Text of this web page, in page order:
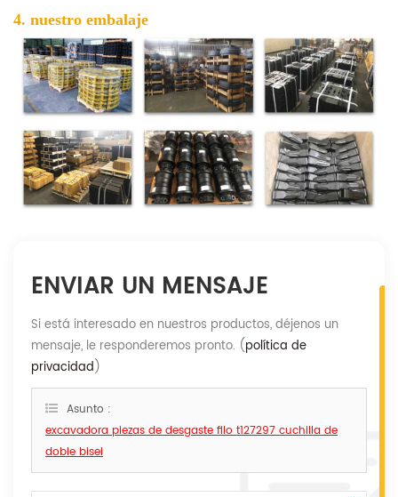
4. nuestro embalaje
ENVIAR UN MENSAJE
Si está interesado en nuestros productos, déjenos un
mensaje, le responderemos pronto. (política de
privacidad)
Asunto :
excavadora piezas de desgaste filo t127297 cuchilla de
doble bisel